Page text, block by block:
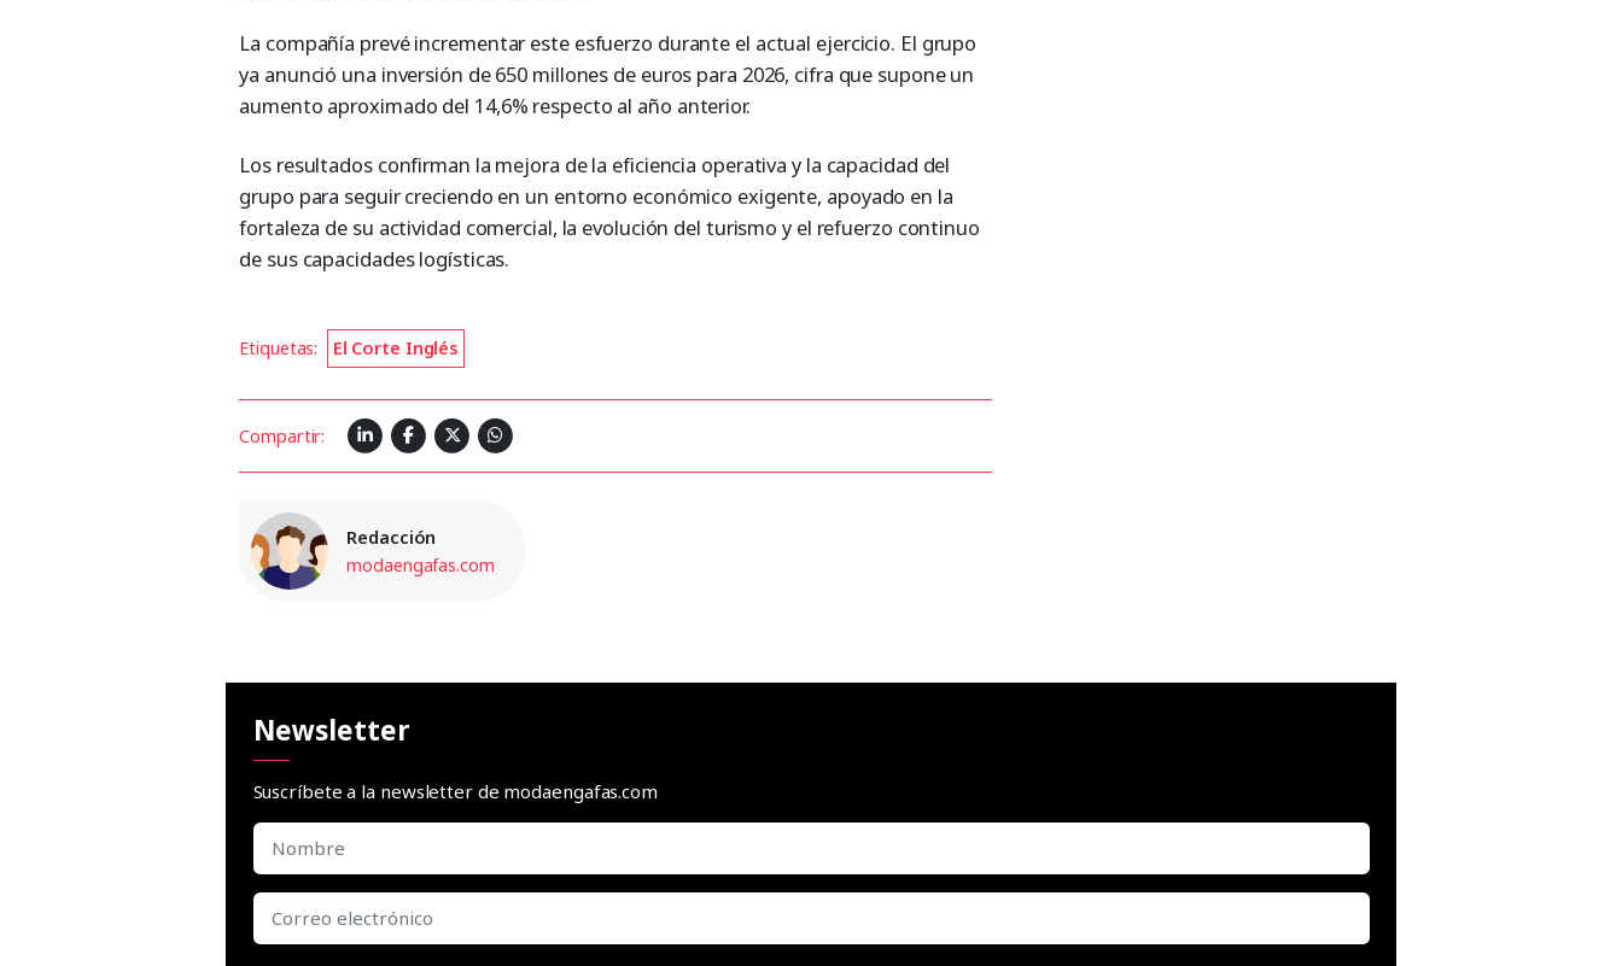
La compañía prevé incrementar este esfuerzo durante el actual ejercicio. El grupo
ya anunció una inversión de 650 millones de euros para 2026, cifra que supone un
aumento aproximado del 14,6% respecto al año anterior.
Los resultados confirman la mejora de la eficiencia operativa y la capacidad del
grupo para seguir creciendo en un entorno económico exigente, apoyado en la
fortaleza de su actividad comercial, la evolución del turismo y el refuerzo continuo
de sus capacidades logísticas.
Etiquetas: El Corte Inglés
Compartir:
Redacción
modaengafas.com
Newsletter
Suscríbete a la newsletter de modaengafas.com